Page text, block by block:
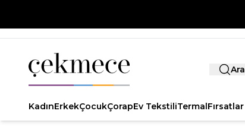
Ara
KadınErkekÇocukÇorapEv TekstiliTermalFırsatlar